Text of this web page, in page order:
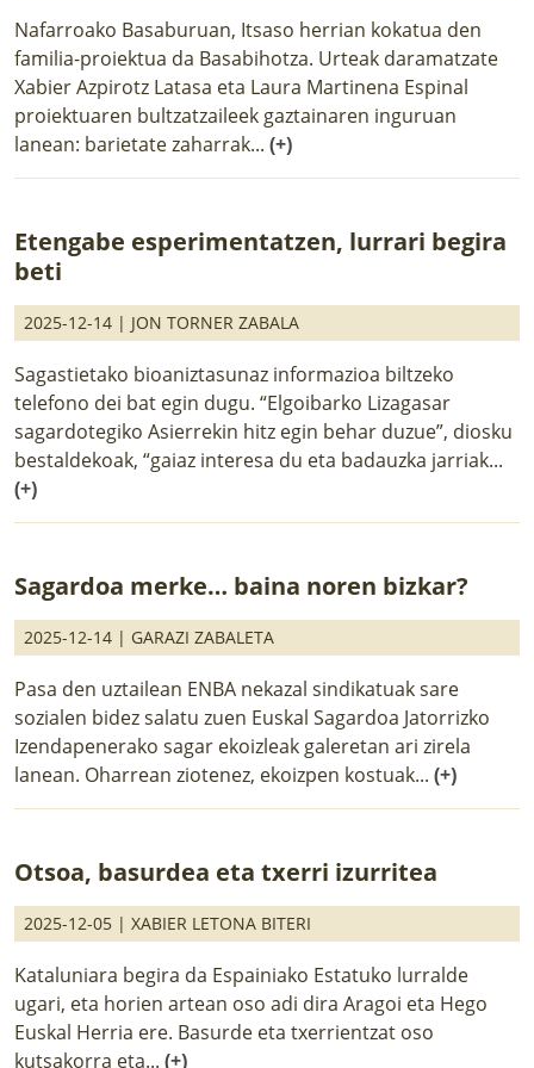
Nafarroako Basaburuan, Itsaso herrian kokatua den
familia-proiektua da Basabihotza. Urteak daramatzate
Xabier Azpirotz Latasa eta Laura Martinena Espinal
proiektuaren bultzatzaileek gaztainaren inguruan
lanean: barietate zaharrak... (+)
Etengabe esperimentatzen, lurrari begira
beti
2025-12-14 | JON TORNER ZABALA
Sagastietako bioaniztasunaz informazioa biltzeko
telefono dei bat egin dugu. “Elgoibarko Lizagasar
sagardotegiko Asierrekin hitz egin behar duzue”, diosku
bestaldekoak, “gaiaz interesa du eta badauzka jarriak...
(+)
Sagardoa merke… baina noren bizkar?
2025-12-14 | GARAZI ZABALETA
Pasa den uztailean ENBA nekazal sindikatuak sare
sozialen bidez salatu zuen Euskal Sagardoa Jatorrizko
Izendapenerako sagar ekoizleak galeretan ari zirela
lanean. Oharrean ziotenez, ekoizpen kostuak... (+)
Otsoa, basurdea eta txerri izurritea
2025-12-05 | XABIER LETONA BITERI
Kataluniara begira da Espainiako Estatuko lurralde
ugari, eta horien artean oso adi dira Aragoi eta Hego
Euskal Herria ere. Basurde eta txerrientzat oso
kutsakorra eta... (+)